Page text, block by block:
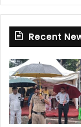
Recent